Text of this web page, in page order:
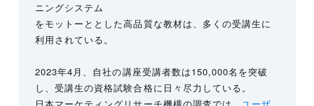
ニングシステム
をモットーととした高品質な教材は、多くの受講生に
利用されている。
2023年4月、自社の講座受講者数は150,000名を突破
し、受講生の資格試験合格に日々尽力している。